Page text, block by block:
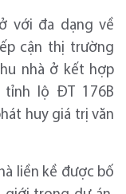
với đa dạng về
cận thị trường
nhà ở kết hợp
tỉnh lộ ĐT 176B
huy giá trị văn
liền kề được bố